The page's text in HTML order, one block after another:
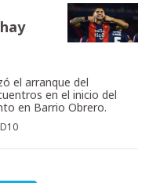
el arranque del
en el inicio del
en Barrio Obrero.